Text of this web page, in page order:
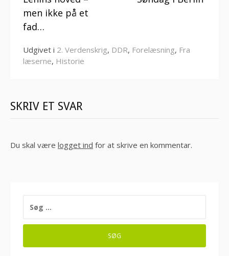
videre
men ikke på et
fad…
Udgivet i 2. Verdenskrig, DDR, Forelæsning, Fra
læserne, Historie
SKRIV ET SVAR
Du skal være logget ind for at skrive en kommentar.
EFTER: